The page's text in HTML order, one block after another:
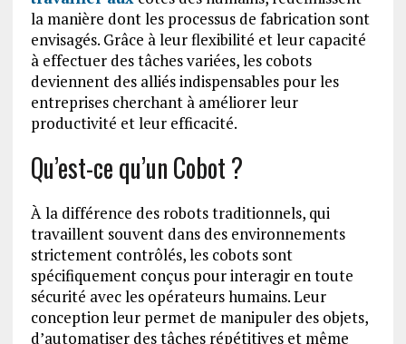
la manière dont les processus de fabrication sont
envisagés. Grâce à leur flexibilité et leur capacité
à effectuer des tâches variées, les cobots
deviennent des alliés indispensables pour les
entreprises cherchant à améliorer leur
productivité et leur efficacité.
Qu’est-ce qu’un Cobot ?
À la différence des robots traditionnels, qui
travaillent souvent dans des environnements
strictement contrôlés, les cobots sont
spécifiquement conçus pour interagir en toute
sécurité avec les opérateurs humains. Leur
conception leur permet de manipuler des objets,
d’automatiser des tâches répétitives et même